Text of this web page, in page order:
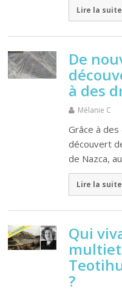
Lire la suite
De
à des
Mélanie C
Grâce à
découvert
de Nazca,
Lire la suite
Qui
?